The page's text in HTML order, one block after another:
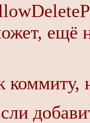
ещё
коммиту,